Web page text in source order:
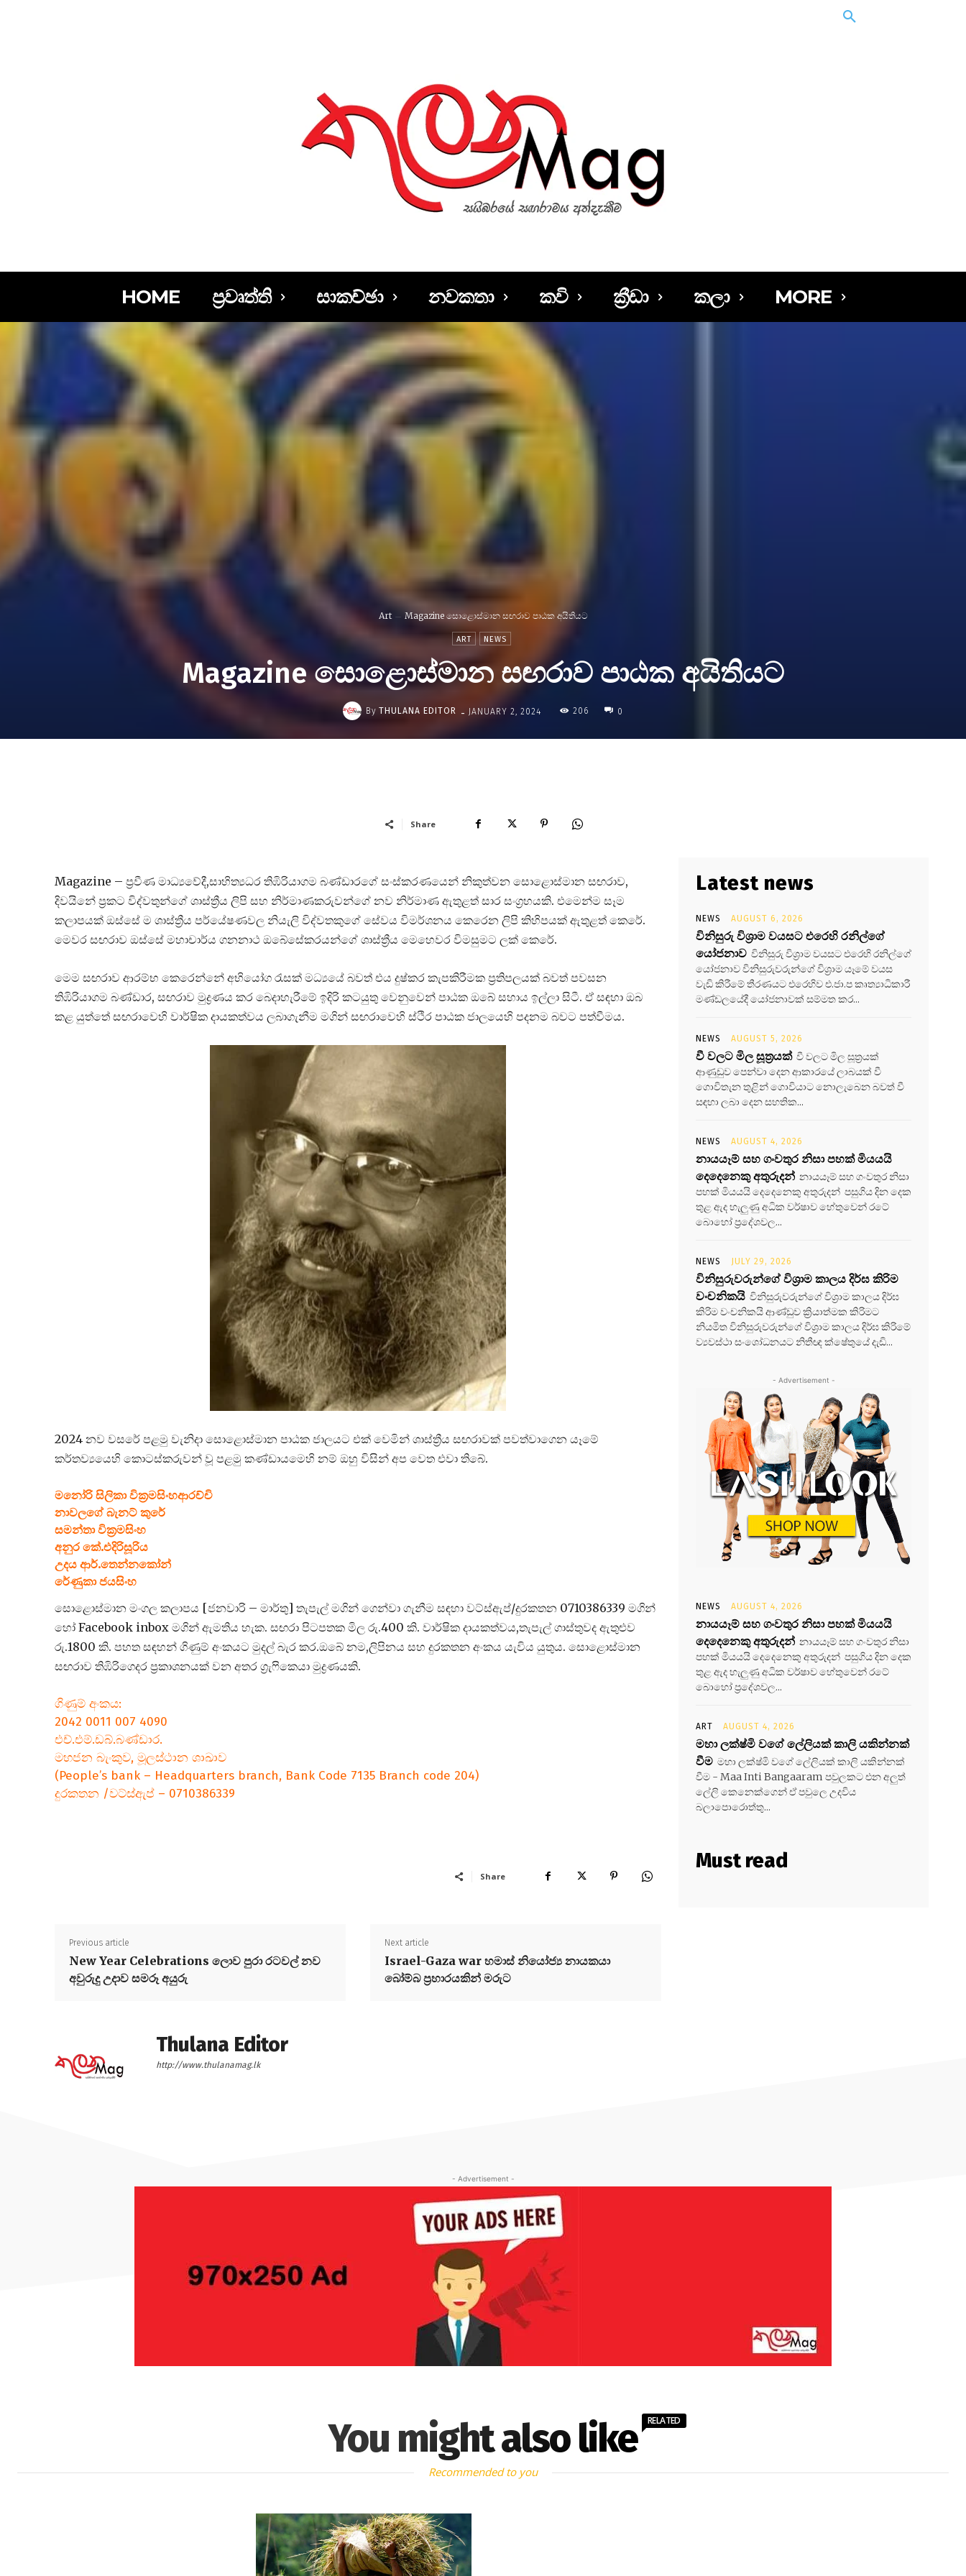
HOME ප්‍රවෘත්ති සාකච්ඡා නවකතා කවි ක්‍රීඩා කලා MORE
Art Magazine සොළොස්මාන සඟරාව පාඨක අයිතියට
ART NEWS
Magazine සොළොස්මාන සඟරාව පාඨක අයිතියට
By THULANA EDITOR - JANUARY 2, 2024 206 0
Share
Magazine – ප්‍රවීණ මාධ්‍යවේදී,සාහිත්‍යධර තිඹිරියාගම බණ්ඩාරගේ සංස්කරණයෙන් නිකුත්වන සොළොස්මාන සඟරාව,
දිවයිනේ ප්‍රකට විද්වතුන්ගේ ශාස්ත්‍රීය ලිපි සහ නිර්මාණකරුවන්ගේ නව නිර්මාණ ඇතුළත් සාර සංග්‍රහයකි. එමෙන්ම සෑම
කලාපයක් ඔස්සේ ම ශාස්ත්‍රීය පර්යේෂණවල නියැලි විද්වතකුගේ සේවය විමර්ශනය කෙරෙන ලිපි කිහිපයක් ඇතුළත් කෙරේ.
මෙවර සඟරාව ඔස්සේ මහාචාර්ය ගනනාථ ඔබේසේකරයන්ගේ ශාස්ත්‍රීය මෙහෙවර විමසුමට ලක් කෙරේ.
මෙම සඟරාව ආරම්භ කෙරෙන්නේ අභියෝග රැසක් මධ්‍යයේ බවත් එය දුෂ්කර කැපකිරීමක ප්‍රතිපලයක් බවත් පවසන
තිඹිරියාගම බණ්ඩාර, සඟරාව මුද්‍රණය කර බෙදාහැරීමේ ඉදිරි කටයුතු වෙනුවෙන් පාඨක ඔබේ සහාය ඉල්ලා සිටී. ඒ සඳහා ඔබ
කළ යුත්තේ සඟරාවෙහි වාර්ෂික දායකත්වය ලබාගැනීම මගින් සඟරාවෙහි ස්ථිර පාඨක ජාලයෙහි පදනම බවට පත්වීමය.
2024 නව වසරේ පළමු වැනිදා සොළොස්මාන පාඨක ජාලයට එක් වෙමින් ශාස්ත්‍රීය සඟරාවක් පවත්වාගෙන යෑමේ
කර්තව්‍යයෙහි කොටස්කරුවන් වූ පළමු කණ්ඩායමෙහි නම් ඔහු විසින් අප වෙත එවා තිබේ.
මනෝරි සිලිකා වික්‍රමසිංහආරච්චි
නාවලගේ බැනට් කුරේ
සමන්තා වික්‍රමසිංහ
අනුර කේ.එදිරිසූරිය
උදය ආර්.තෙන්නකෝන්
රේණුකා ජයසිංහ
සොළොස්මාන මංගල කලාපය [ජනවාරි – මාර්තු] තැපැල් මගින් ගෙන්වා ගැනීම සඳහා වට්ස්ඇප්/දුරකතන 0710386339 මගින්
හෝ Facebook inbox මගින් ඇමතිය හැක. සඟරා පිටපතක මිල රු.400 කි. වාර්ෂික දායකත්වය,තැපැල් ගාස්තුවද ඇතුළුව
රු.1800 කි. පහත සඳහන් ගිණුම් අංකයට මුදල් බැර කර.ඔබේ නම,ලිපිනය සහ දුරකතන අංකය යැවිය යුතුය. සොළොස්මාන
සඟරාව තිඹිරිගෙදර ප්‍රකාශනයක් වන අතර ග්‍රැෆිකෙයා මුද්‍රණයකි.
ගිණුම් අංකය:
2042 0011 007 4090
එච්.එම්.ඩබ්.බණ්ඩාර.
මහජන බැංකුව, මූලස්ථාන ශාඛාව
(People’s bank – Headquarters branch, Bank Code 7135 Branch code 204)
දුරකතන /වට්ස්ඇප් – 0710386339
Share
Previous article
New Year Celebrations ලොව පුරා රටවල් නව
අවුරුදු උදාව සමරූ අයුරු
Next article
Israel-Gaza war හමාස් නියෝජ්‍ය නායකයා
බෝම්බ ප්‍රහාරයකින් මරුට
Thulana Editor
http://www.thulanamag.lk
Latest news
NEWS AUGUST 6, 2026
විනිසුරු විශ්‍රාම වයසට එරෙහි රනිල්ගේ
යෝජනාව විනිසුරු විශ්‍රාම වයසට එරෙහි රනිල්ගේ
යෝජනාව විනිසුරුවරුන්ගේ විශ්‍රාම යෑමේ වයස
වැඩි කිරීමේ තීරණයට එරෙහිව එ.ජා.ප කෘත්‍යාධිකාරී
මණ්ඩලයේදී යෝජනාවක් සම්මත කර...
NEWS AUGUST 5, 2026
වී වලට මිල සූත්‍රයක් වී වලට මිල සූත්‍රයක්
ආණුඩුව පෙන්වා දෙන ආකාරයේ ලාබයක් වී
ගොවිතැන තුළින් ගොවියාට නොලැබෙන බවත් වී
සඳහා ලබා දෙන සහතික...
NEWS AUGUST 4, 2026
නායයෑම් සහ ගංවතුර නිසා පහක් මියයයි
දෙදෙනෙකු අතුරුදන් නායයෑම් සහ ගංවතුර නිසා
පහක් මියයයි දෙදෙනෙකු අතුරුදන් පසුගිය දින දෙක
තුළ ඇද හැලුණු අධික වර්ෂාව හේතුවෙන් රටේ
බොහෝ ප්‍රදේශවල...
NEWS JULY 29, 2026
විනිසුරුවරුන්ගේ විශ්‍රාම කාලය දිර්ඝ කිරිම
වංචනිකයි විනිසුරුවරුන්ගේ විශ්‍රාම කාලය දිර්ඝ
කිරිම වංචනිකයි ආණ්ඩුව ක්‍රියාත්මක කිරිමට
නියමිත විනිසුරුවරුන්ගේ විශ්‍රාම කාලය දිර්ඝ කිරිමේ
ව්‍යවස්ථා සංශෝධනයට නිතීඥ ක්ෂේතුයේ දැඩි...
- Advertisement -
NEWS AUGUST 4, 2026
නායයෑම් සහ ගංවතුර නිසා පහක් මියයයි
දෙදෙනෙකු අතුරුදන් නායයෑම් සහ ගංවතුර නිසා
පහක් මියයයි දෙදෙනෙකු අතුරුදන් පසුගිය දින දෙක
තුළ ඇද හැලුණු අධික වර්ෂාව හේතුවෙන් රටේ
බොහෝ ප්‍රදේශවල...
ART AUGUST 4, 2026
මහා ලක්ෂ්මි වගේ ලේලියක් කාලි යකින්නක්
වීම මහා ලක්ෂ්මි වගේ ලේලියක් කාලි යකින්නක්
වීම - Maa Inti Bangaaram පවුලකට එන අලුත්
ලේලි කෙනෙක්ගෙන් ඒ පවුලෙ උදවිය
බලාපොරොත්තු...
Must read
- Advertisement -
You might also like RELATED
Recommended to you